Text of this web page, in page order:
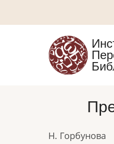
содержанию
Н. Горбунова